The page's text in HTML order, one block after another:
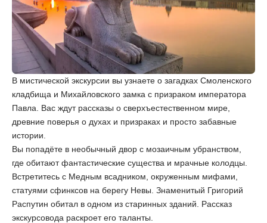
В мистической экскурсии вы узнаете о загадках Смоленского
кладбища и Михайловского замка с призраком императора
Павла. Вас ждут рассказы о сверхъестественном мире,
древние поверья о духах и призраках и просто забавные
истории.
Вы попадёте в необычный двор с мозаичным убранством,
где обитают фантастические существа и мрачные колодцы.
Встретитесь с Медным всадником, окруженным мифами,
статуями сфинксов на берегу Невы. Знаменитый Григорий
Распутин обитал в одном из старинных зданий. Рассказ
экскурсовода раскроет его таланты.